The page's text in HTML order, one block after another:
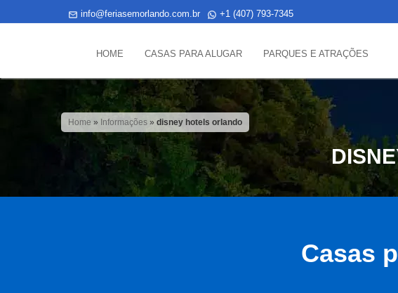
info@feriasemorlando.com.br +1 (407) 793-7345
HOME CASAS PARA ALUGAR PARQUES E ATRAÇÕES
Home » Informações »disney hotels orlando
Casas